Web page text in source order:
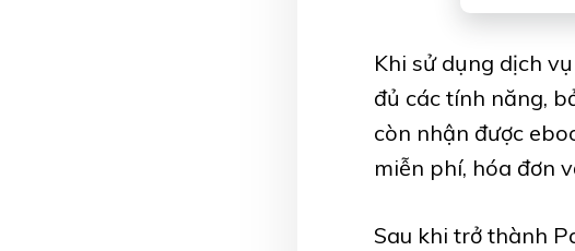
Khi sử dụng dịch
đủ các tính năng,
còn nhận được
miễn phí, hóa đơn
Sau khi trở thành